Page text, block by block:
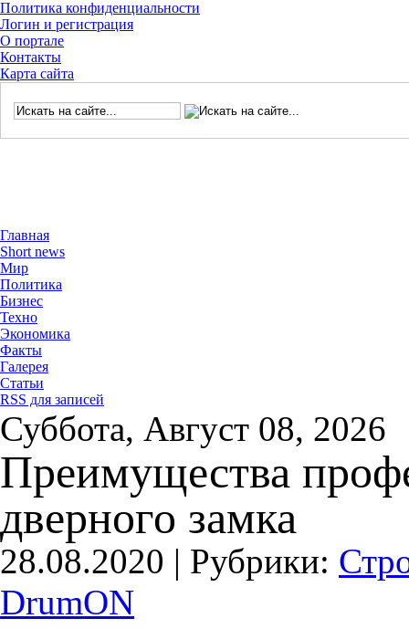
Политика конфиденциальности
Логин и регистрация
О портале
Контакты
Карта сайта
Главная
Short news
Мир
Политика
Бизнес
Техно
Экономика
Факты
Галерея
Статьи
RSS для записей
Суббота, Август 08, 2026
Преимущества
дверного замка
28.08.2020 | Рубрики:
DrumON